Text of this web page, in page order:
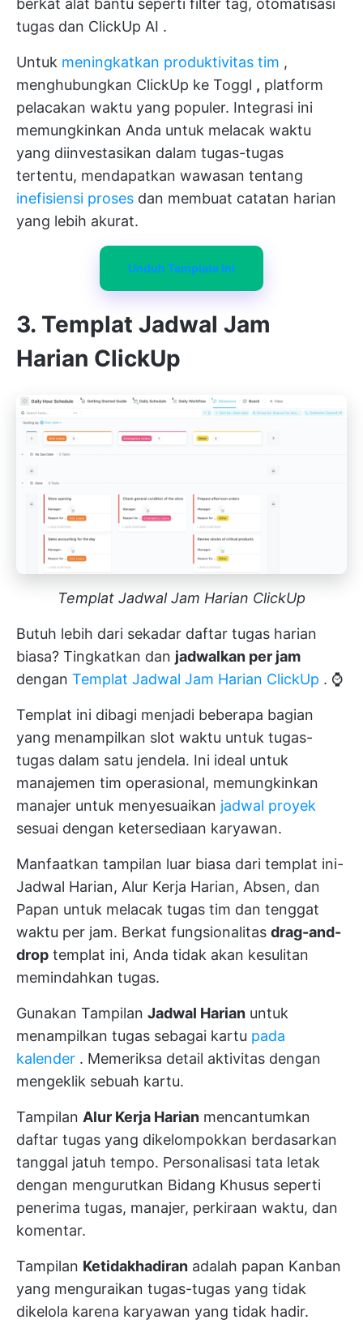
tugas dan ClickUp AI .
Untuk meningkatkan produktivitas tim ,
menghubungkan ClickUp ke Toggl , platform
pelacakan waktu yang populer. Integrasi ini
memungkinkan Anda untuk melacak waktu
yang diinvestasikan dalam tugas-tugas
tertentu, mendapatkan wawasan tentang
inefisiensi proses dan membuat catatan harian
yang lebih akurat.
Unduh Template Ini
3. Templat Jadwal Jam
Harian ClickUp
Templat Jadwal Jam Harian ClickUp
Butuh lebih dari sekadar daftar tugas harian
biasa? Tingkatkan dan jadwalkan per jam
dengan Templat Jadwal Jam Harian ClickUp . ⌚
Templat ini dibagi menjadi beberapa bagian
yang menampilkan slot waktu untuk tugas-
tugas dalam satu jendela. Ini ideal untuk
manajemen tim operasional, memungkinkan
manajer untuk menyesuaikan jadwal proyek
sesuai dengan ketersediaan karyawan.
Manfaatkan tampilan luar biasa dari templat ini-
Jadwal Harian, Alur Kerja Harian, Absen, dan
Papan untuk melacak tugas tim dan tenggat
waktu per jam. Berkat fungsionalitas drag-and-
drop templat ini, Anda tidak akan kesulitan
memindahkan tugas.
Gunakan Tampilan Jadwal Harian untuk
menampilkan tugas sebagai kartu pada
kalender . Memeriksa detail aktivitas dengan
mengeklik sebuah kartu.
Tampilan Alur Kerja Harian mencantumkan
daftar tugas yang dikelompokkan berdasarkan
tanggal jatuh tempo. Personalisasi tata letak
dengan mengurutkan Bidang Khusus seperti
penerima tugas, manajer, perkiraan waktu, dan
komentar.
Tampilan Ketidakhadiran adalah papan Kanban
yang menguraikan tugas-tugas yang tidak
dikelola karena karyawan yang tidak hadir.